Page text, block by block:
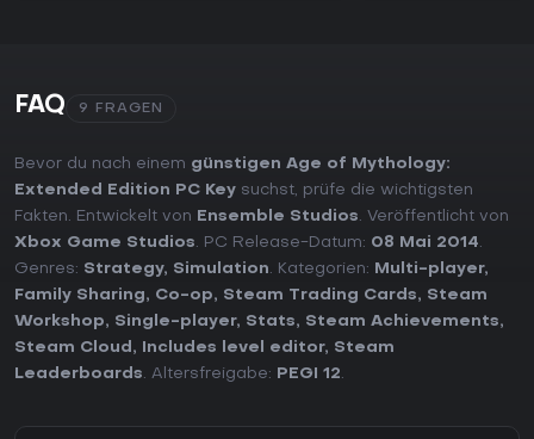
FAQ 9 FRAGEN
Bevor du nach einem günstigen Age of Mythology:
Extended Edition PC Key suchst, prüfe die wichtigsten
Fakten. Entwickelt von
Ensemble Studios. Veröffentlicht von
Xbox Game Studios. PC Release-Datum: 08 Mai 2014.
Genres: Strategy, Simulation. Kategorien: Multi-player,
Family Sharing, Co-op, Steam Trading Cards, Steam
Workshop, Single-player, Stats, Steam Achievements,
Steam Cloud , Includes level editor, Steam
Leaderboards. Altersfreigabe: PEGI 12.